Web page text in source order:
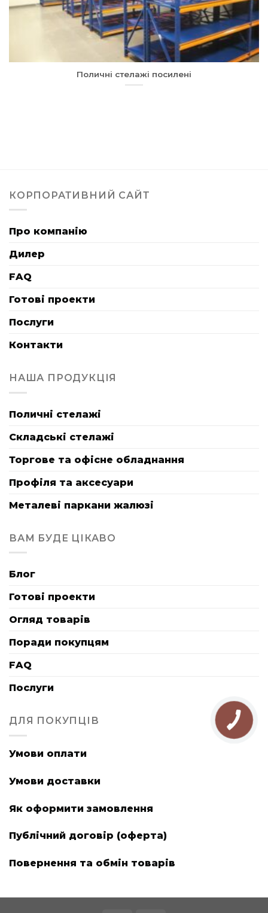
Поличні стелажі посилені
КОРПОРАТИВНИЙ САЙТ
Про компанію
Дилер
FAQ
Готові проекти
Послуги
Контакти
НАША ПРОДУКЦІЯ
Поличні стелажі
Складські стелажі
Торгове та офісне обладнання
Профіля та аксесуари
Металеві паркани жалюзі
ВАМ БУДЕ ЦІКАВО
Блог
Готові проекти
Огляд товарів
Поради покупцям
FAQ
Послуги
ДЛЯ ПОКУПЦІВ
Умови оплати
Умови доставки
Як оформити замовлення
Публічний договір (оферта)
Повернення та обмін товарів